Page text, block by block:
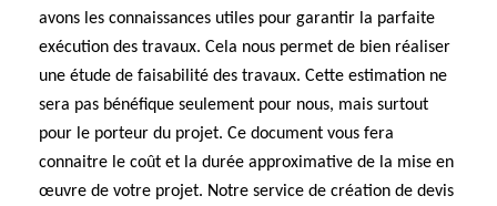
avons les connaissances utiles pour garantir la parfaite
exécution des travaux. Cela nous permet de bien réaliser
une étude de faisabilité des travaux. Cette estimation ne
sera pas bénéfique seulement pour nous, mais surtout
pour le porteur du projet. Ce document vous fera
connaitre le coût et la durée approximative de la mise en
œuvre de votre projet. Notre service de création de devis